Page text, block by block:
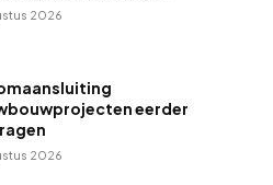
2026
eerder
2026